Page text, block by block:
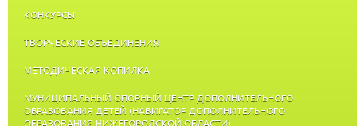
КОНКУРСЫ
ТВОРЧЕСКИЕ ОБЪЕДИНЕНИЯ
МЕТОДИЧЕСКАЯ КОПИЛКА
МУНИЦИПАЛЬНЫЙ ОПОРНЫЙ ЦЕНТР ДОПОЛНИТЕЛЬНОГО
ОБРАЗОВАНИЯ ДЕТЕЙ (НАВИГАТОР ДОПОЛНИТЕЛЬНОГО
ОБРАЗОВАНИЯ НИЖЕГОРОДСКОЙ ОБЛАСТИ)